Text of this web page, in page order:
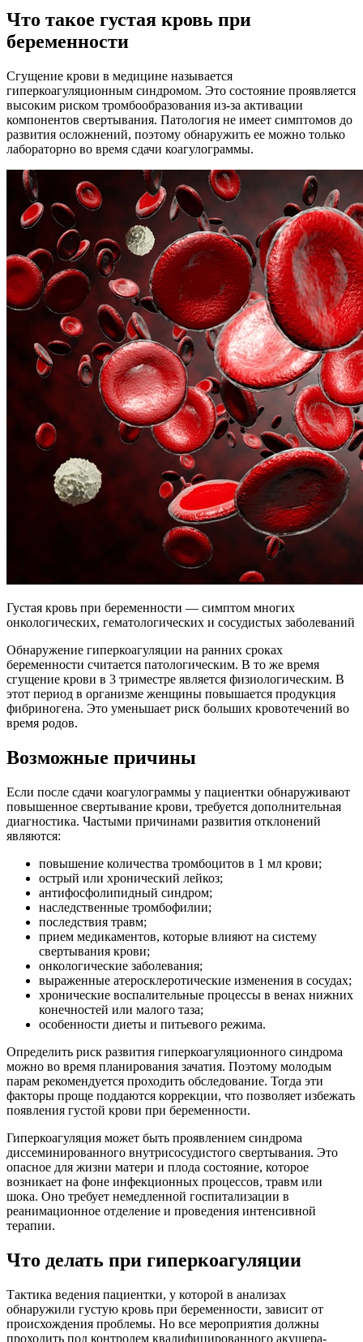
Что такое густая кровь при
беременности
Сгущение крови в медицине называется
гиперкоагуляционным синдромом. Это состояние проявляется
высоким риском тромбообразования из-за активации
компонентов свертывания. Патология не имеет симптомов до
развития осложнений, поэтому обнаружить ее можно только
лабораторно во время сдачи коагулограммы.
Густая кровь при беременности — симптом многих
онкологических, гематологических и сосудистых заболеваний
Обнаружение гиперкоагуляции на ранних сроках
беременности считается патологическим. В то же время
сгущение крови в 3 триместре является физиологическим. В
этот период в организме женщины повышается продукция
фибриногена. Это уменьшает риск больших кровотечений во
время родов.
Возможные причины
Если после сдачи коагулограммы у пациентки обнаруживают
повышенное свертывание крови, требуется дополнительная
диагностика. Частыми причинами развития отклонений
являются:
повышение количества тромбоцитов в 1 мл крови;
острый или хронический лейкоз;
антифосфолипидный синдром;
наследственные тромбофилии;
последствия травм;
прием медикаментов, которые влияют на систему
свертывания крови;
онкологические заболевания;
выраженные атеросклеротические изменения в сосудах;
хронические воспалительные процессы в венах нижних
конечностей или малого таза;
особенности диеты и питьевого режима.
Определить риск развития гиперкоагуляционного синдрома
можно во время планирования зачатия. Поэтому молодым
парам рекомендуется проходить обследование. Тогда эти
факторы проще поддаются коррекции, что позволяет избежать
появления густой крови при беременности.
Гиперкоагуляция может быть проявлением синдрома
диссеминированного внутрисосудистого свертывания. Это
опасное для жизни матери и плода состояние, которое
возникает на фоне инфекционных процессов, травм или
шока. Оно требует немедленной госпитализации в
реанимационное отделение и проведения интенсивной
терапии.
Что делать при гиперкоагуляции
Тактика ведения пациентки, у которой в анализах
обнаружили густую кровь при беременности, зависит от
происхождения проблемы. Но все мероприятия должны
проходить под контролем квалифицированного акушера-